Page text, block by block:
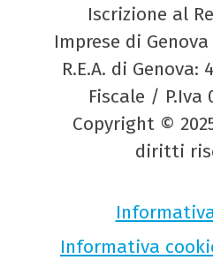
Iscrizione al
Imprese di Genova
R.E.A. di Genova:
Fiscale / P.Iva
Copyright ©
diritti
Informativa